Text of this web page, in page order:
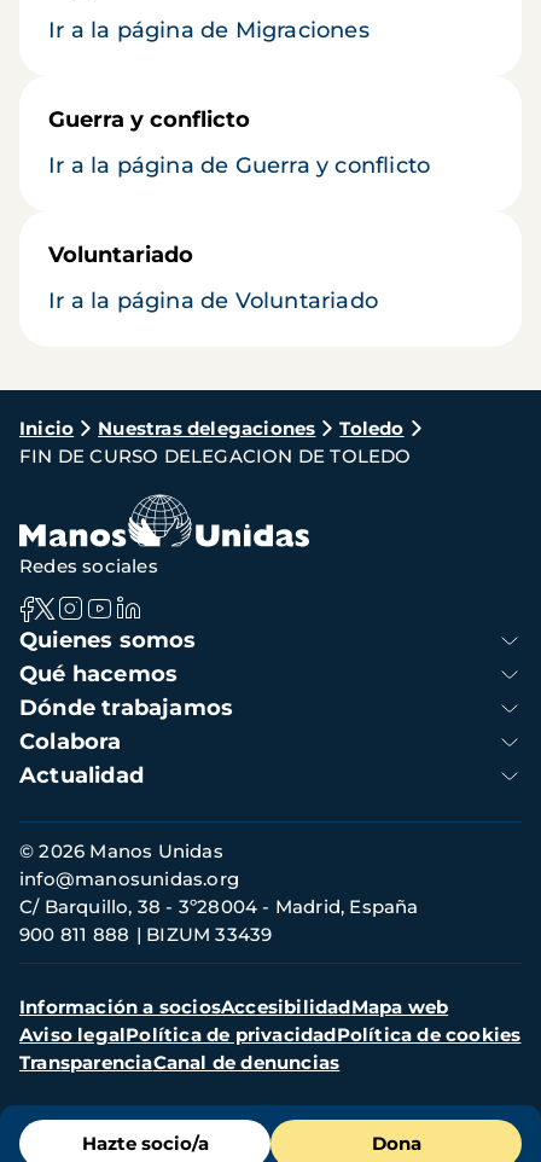
Ir a la página de Migraciones
Guerra y conflicto
Ir a la página de Guerra y conflicto
Voluntariado
Ir a la página de Voluntariado
Ruta
de
navegación
Inicio Nuestras delegaciones
Toledo
FIN DE CURSO DELEGACION DE TOLEDO
Menú
de
Hazte socio/a Dona
Navegación
principal
Quienes somos
Qué hacemos
Dónde trabajamos
Colabora
Actualidad
Redes sociales
Información
de
contacto
© 2026 Manos Unidas
C/ Barquillo, 38 - 3º28004 - Madrid, España
900 811 888
BIZUM 33439
info@manosunidas.org
Menú
secundario
Información a sociosAccesibilidadMapa web
Aviso legalPolítica de privacidadPolítica de cookies
TransparenciaCanal de denuncias